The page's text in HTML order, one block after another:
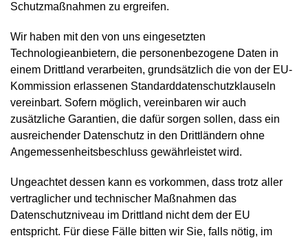
Schutzmaßnahmen zu ergreifen.
Wir haben mit den von uns eingesetzten
Technologieanbietern, die personenbezogene Daten in
einem Drittland verarbeiten, grundsätzlich die von der EU-
Kommission erlassenen Standarddatenschutzklauseln
vereinbart. Sofern möglich, vereinbaren wir auch
zusätzliche Garantien, die dafür sorgen sollen, dass ein
ausreichender Datenschutz in den Drittländern ohne
Angemessenheitsbeschluss gewährleistet wird.
Ungeachtet dessen kann es vorkommen, dass trotz aller
vertraglicher und technischer Maßnahmen das
Datenschutzniveau im Drittland nicht dem der EU
entspricht. Für diese Fälle bitten wir Sie, falls nötig, im